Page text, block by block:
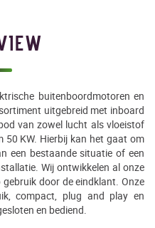
buitenboordmotoren en
uitgebreid met inboard
van zowel lucht als vloeistof
KW. Hierbij kan het gaat om
een bestaande situatie of een
Wij ontwikkelen al onze
door de eindklant. Onze
compact, plug and play en
en bediend.